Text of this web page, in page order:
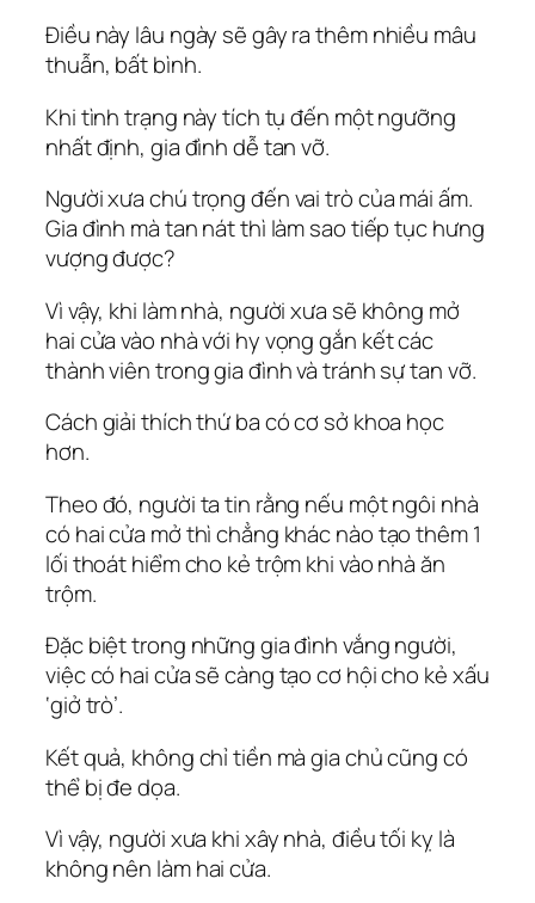
Điều này lâu ngày sẽ gây ra thêm nhiều mâu
thuẫn, bất bình.
Khi tình trạng này tích tụ đến một ngưỡng
nhất định, gia đình dễ tan vỡ.
Người xưa chú trọng đến vai trò của mái ấm.
Gia đình mà tan nát thì làm sao tiếp tục hưng
vượng được?
Vì vậy, khi làm nhà, người xưa sẽ không mở
hai cửa vào nhà với hy vọng gắn kết các
thành viên trong gia đình và tránh sự tan vỡ.
Cách giải thích thứ ba có cơ sở khoa học
hơn.
Theo đó, người ta tin rằng nếu một ngôi nhà
có hai cửa mở thì chẳng khác nào tạo thêm 1
lối thoát hiểm cho kẻ trộm khi vào nhà ăn
trộm.
Đặc biệt trong những gia đình vắng người,
việc có hai cửa sẽ càng tạo cơ hội cho kẻ xấu
‘giở trò’.
Kết quả, không chỉ tiền mà gia chủ cũng có
thể bị đe dọa.
Vì vậy, người xưa khi xây nhà, điều tối kỵ là
không nên làm hai cửa.